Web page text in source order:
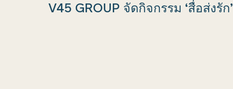
V45 GROUP จัดกิจกรรม ‘สื่อส่งรัก’